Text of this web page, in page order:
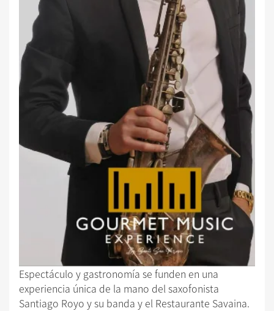
Espectáculo y gastronomía se funden en una
experiencia única de la mano del saxofonista
Santiago Royo y su banda y el Restaurante Savaina.